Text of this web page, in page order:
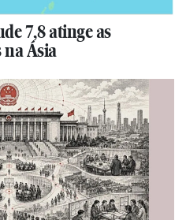
7,8 atinge as
Ásia